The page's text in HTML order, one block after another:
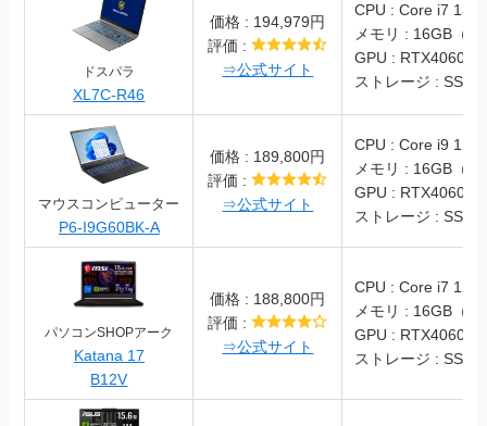
ドスパラ
XL7C-R46
価格 : 194,979円
評価 :
⇒公式サイト
CPU : Core i7
メモリ : 16GB（
GPU : RTX4060
ストレージ : SSD
マウスコンピューター
P6-I9G60BK-A
価格 : 189,800円
評価 :
⇒公式サイト
CPU : Core i9
メモリ : 16GB（
GPU : RTX4060
ストレージ : SSD
パソコンSHOPアーク
Katana 17
B12V
価格 : 188,800円
評価 :
⇒公式サイト
CPU : Core i7
メモリ : 16GB（
GPU : RTX4060
ストレージ : SSD